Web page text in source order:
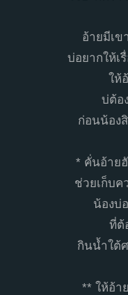
อ้ายมีเข
บ่อยากให้เ
ให้
บ่ต้อ
ก่อนน้อง
* คั่นอ้าย
ช่วยเก็บ
น้องบ่
ที่ต้
กินน้ำใต้
** ให้อ้า